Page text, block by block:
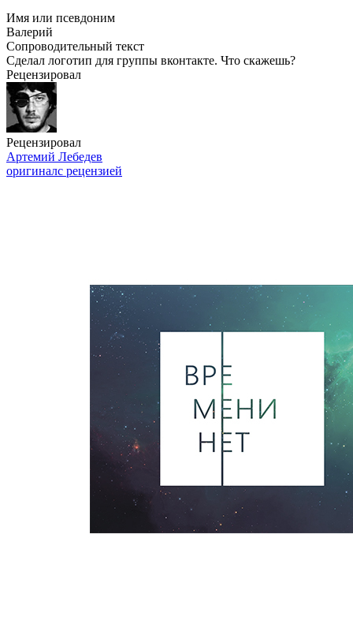
Имя или псевдоним
Валерий
Сопроводительный текст
Сделал логотип для группы вконтакте. Что скажешь?
Рецензировал
Рецензировал
Артемий Лебедев
оригиналс рецензией